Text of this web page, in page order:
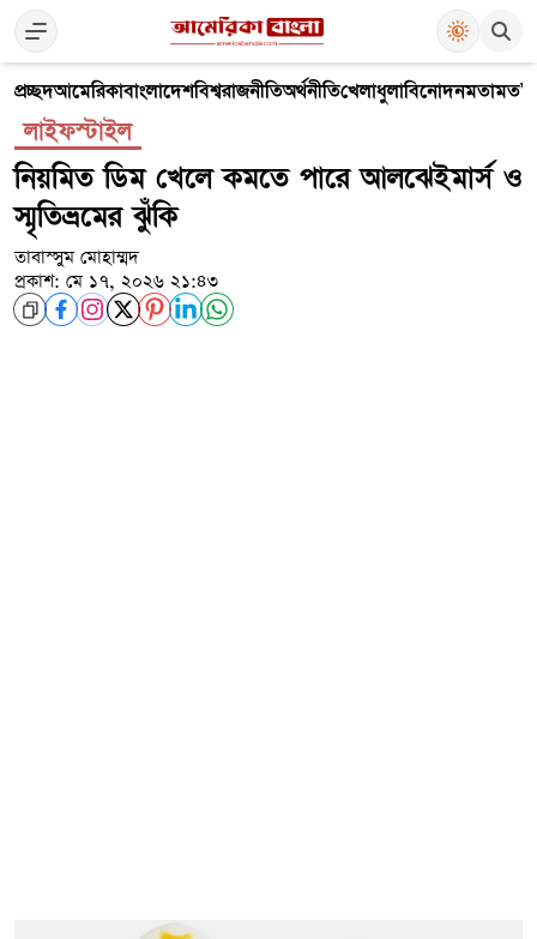
প্রচ্ছদআমেরিকাবাংলাদেশবিশ্বরাজনীতিঅর্থনীতিখেলাধুলাবিনোদনমতামত
লাইফস্টাইল
নিয়মিত ডিম খেলে কমতে পারে আলঝেইমার্স ও
স্মৃতিভ্রমের ঝুঁকি
তাবাস্সুম মোহাম্মদ
প্রকাশ: মে ১৭, ২০২৬ ২১:৪৩